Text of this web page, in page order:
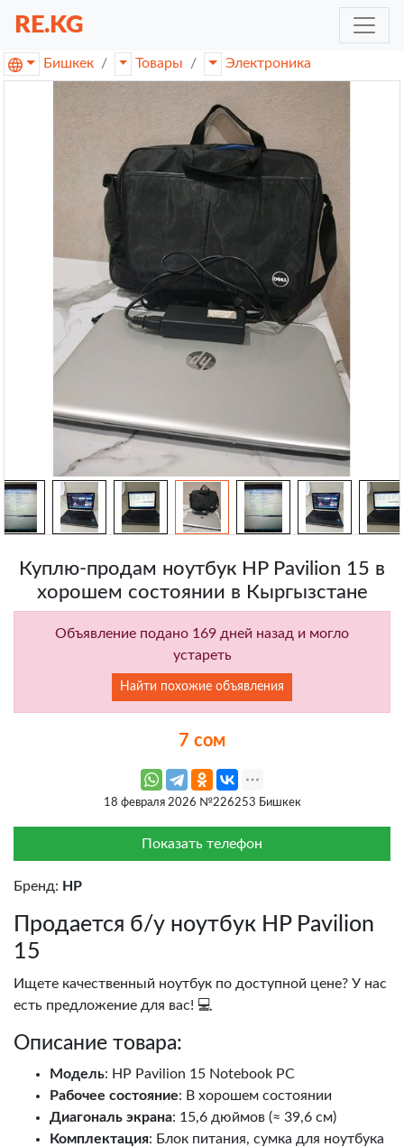
RE.KG
Бишкек Товары Электроника
Куплю-продам ноутбук HP Pavilion 15 в
хорошем состоянии в Кыргызстане
Объявление подано 169 дней назад и могло
устареть
Найти похожие объявления
7 сом
18 февраля 2026 №226253 Бишкек
Показать телефон
Бренд: HP
Продается б/у ноутбук HP Pavilion
15
Ищете качественный ноутбук по доступной цене? У нас
есть предложение для вас! 💻
Описание товара:
Модель: HP Pavilion 15 Notebook PC
Рабочее состояние: В хорошем состоянии
Диагональ экрана: 15,6 дюймов (≈ 39,6 см)
Комплектация: Блок питания, сумка для ноутбука